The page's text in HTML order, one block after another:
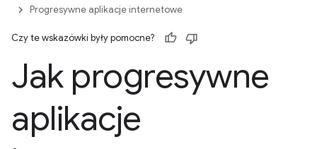
Progresywne aplikacje internetowe
Czy te wskazówki były pomocne?
Jak progresywne
aplikacje